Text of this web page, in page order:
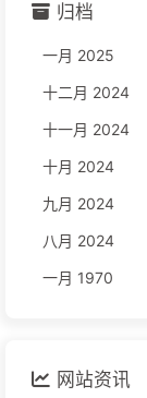
归档
一月 2025
十二月 2024
十一月 2024
十月 2024
九月 2024
八月 2024
一月 1970
网站资讯